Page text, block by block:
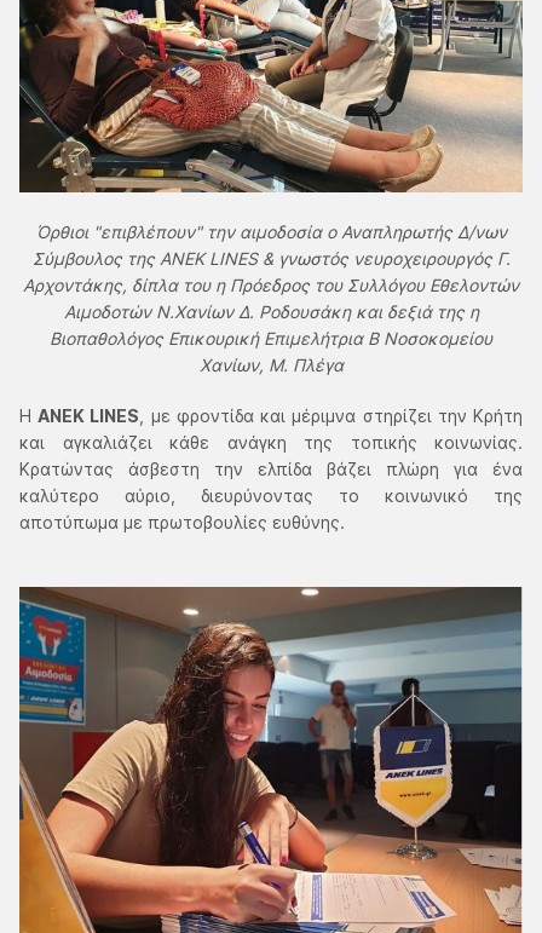
Όρθιοι "επιβλέπουν" την αιμοδοσία ο Αναπληρωτής Δ/νων
Σύμβουλος της ΑΝΕΚ LINES & γνωστός νευροχειρουργός Γ.
Αρχοντάκης, δίπλα του η Πρόεδρος του Συλλόγου Εθελοντών
Αιμοδοτών Ν.Χανίων Δ. Ροδουσάκη και δεξιά της η
Βιοπαθολόγος Επικουρική Επιμελήτρια Β Νοσοκομείου
Χανίων, Μ. Πλέγα
ΗANEK LINES , με φροντίδα και μέριμνα στηρίζει την Κρήτη
και αγκαλιάζει κάθε ανάγκη της τοπικής κοινωνίας.
Κρατώντας άσβεστη την ελπίδα βάζει πλώρη για ένα
καλύτερο αύριο, διευρύνοντας το κοινωνικό της
αποτύπωμα με πρωτοβουλίες ευθύνης.